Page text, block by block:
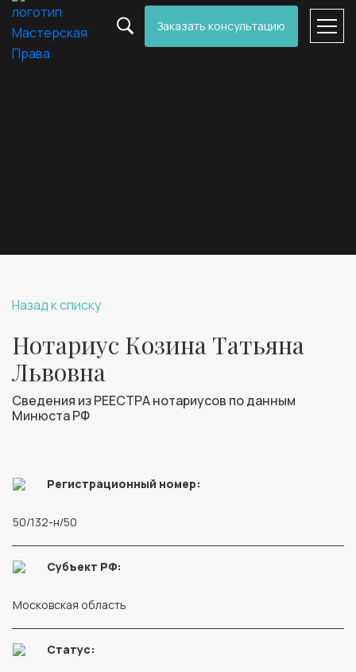
Заказать консультацию
Назад к списку
Нотариус Козина Татьяна
Львовна
Сведения из РЕЕСТРА нотариусов по данным
Минюста РФ
Регистрационный номер:
50/132-н/50
Субъект РФ:
Московская область
Статус: